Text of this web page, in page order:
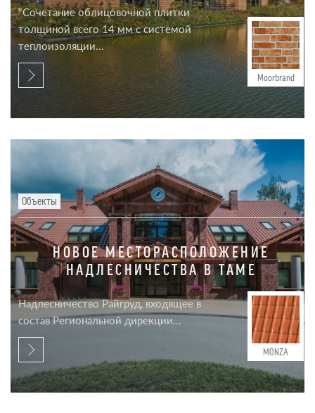
"Сочетание облицовочной плитки
толщиной всего 14 мм с системой
теплоизоляции...
Moorbrand
Объекты
НОВОЕ МЕСТОРАСПОЛОЖЕНИЕ
НАДЛЕСНИЧЕСТВА В ТАМЕ
Надлесничество Райгруд, входящее в
состав Региональной дирекции...
MONZA